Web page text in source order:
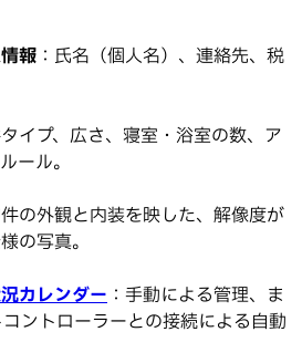
報 ：氏名（個人名）、連絡先、税
タイプ、広さ、寝室・浴室の数、ア
ール。
件の外観と内装を映した、解像度が
の写真。
カレンダー ：手動による管理、ま
ントローラーとの接続による自動